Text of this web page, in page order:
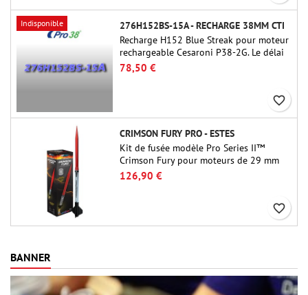
Indisponible
276H152BS-15A - RECHARGE 38MM CTI
Recharge H152 Blue Streak pour moteur
rechargeable Cesaroni P38-2G. Le délai
de 15 secondes est réglable via l'outil
ProDAT 38
78,50 €
favorite_border
CRIMSON FURY PRO - ESTES
Kit de fusée modèle Pro Series II™
Crimson Fury pour moteurs de 29 mm
de type E, F et G. Conçu pour les
fuséologues confirmés, le Crimson Fury
126,90 €
favorite_border
BANNER